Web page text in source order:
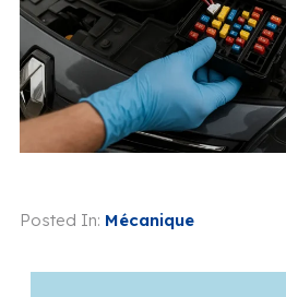
Posted In: Mécanique